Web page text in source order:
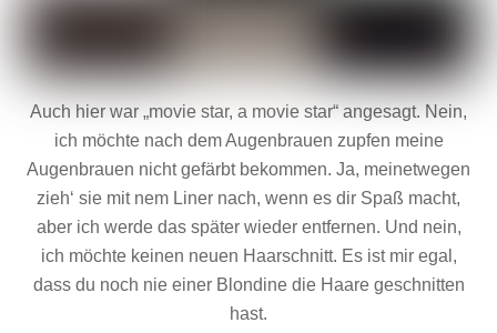
Auch hier war „movie star, a movie star“ angesagt. Nein,
ich möchte nach dem Augenbrauen zupfen meine
Augenbrauen nicht gefärbt bekommen. Ja, meinetwegen
zieh‘ sie mit nem Liner nach, wenn es dir Spaß macht,
aber ich werde das später wieder entfernen. Und nein,
ich möchte keinen neuen Haarschnitt. Es ist mir egal,
dass du noch nie einer Blondine die Haare geschnitten
hast.